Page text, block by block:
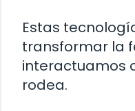
Estas
transformar la
interactuamos
rodea.